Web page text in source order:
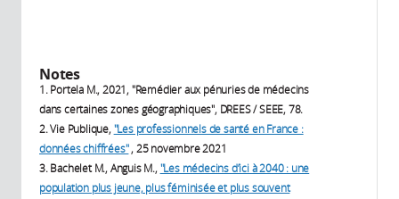
Notes
1. Portela M., 2021, "Remédier aux pénuries de médecins
dans certaines zones géographiques", DREES / SEEE, 78.
2. Vie Publique,"Les professionnels de santé en France :
données chiffrées", 25 novembre 2021
3. Bachelet M., Anguis M.,"Les médecins d’ici à 2040 : une
population plus jeune, plus féminisée et plus souvent